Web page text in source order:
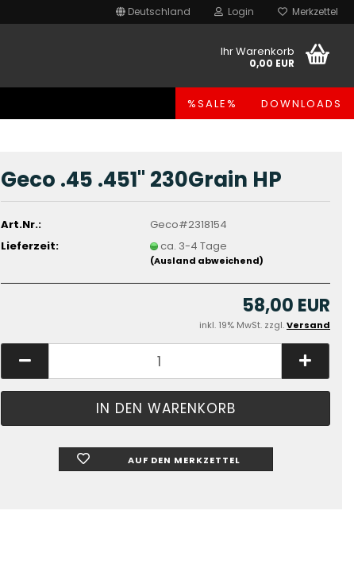
Deutschland Login Merkzettel
Ihr Warenkorb
0,00 EUR
%SALE% DOWNLOADS
Geco .45 .451" 230Grain HP
Art.Nr.:
Geco#2318154
Lieferzeit:
ca. 3-4 Tage
(Ausland abweichend)
58,00 EUR
inkl. 19% MwSt. zzgl.Versand
AUF DEN MERKZETTEL